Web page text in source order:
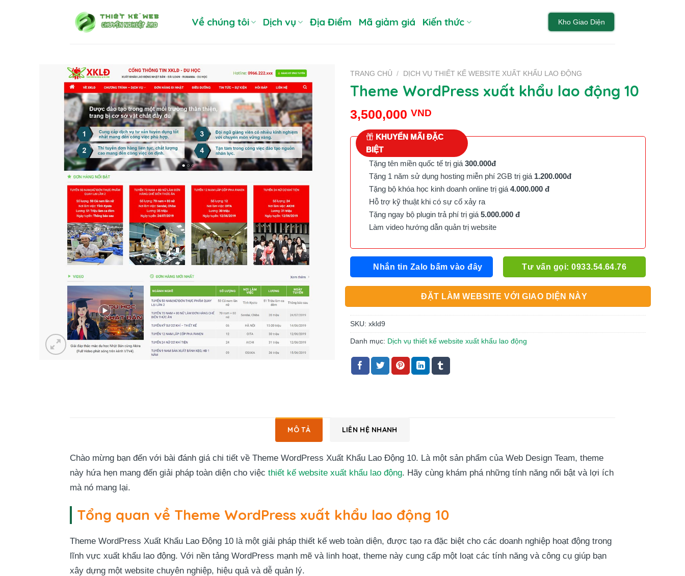
Về chúng tôi Dịch vụ Địa Điểm Mã giảm giá Kiến thức Kho Giao Diện
TRANG CHỦ / DỊCH VỤ THIẾT KẾ WEBSITE XUẤT KHẨU LAO ĐỘNG
Theme WordPress xuất khẩu lao động 10
3,500,000 VND
KHUYẾN MÃI ĐẶC
BIỆT
Tặng tên miền quốc tế trị giá 300.000đ
Tặng 1 năm sử dụng hosting miễn phí 2GB trị giá 1.200.000đ
Tặng bộ khóa học kinh doanh online trị giá 4.000.000 đ
Hỗ trợ kỹ thuật khi có sự cố xảy ra
Tặng ngay bộ plugin trả phí trị giá 5.000.000 đ
Làm video hướng dẫn quản trị website
Nhắn tin Zalo bấm vào đây Tư vấn gọi: 0933.54.64.76
ĐẶT LÀM WEBSITE VỚI GIAO DIỆN NÀY
SKU: xkld9
Danh mục: Dịch vụ thiết kế website xuất khẩu lao động
MÔ TẢ LIÊN HỆ NHANH
Chào mừng bạn đến với bài đánh giá chi tiết về Theme WordPress Xuất Khẩu Lao Động 10. Là một sản phẩm của Web Design Team, theme
này hứa hẹn mang đến giải pháp toàn diện cho việc thiết kế website xuất khẩu lao động. Hãy cùng khám phá những tính năng nổi bật và lợi ích
mà nó mang lại.
Tổng quan về Theme WordPress xuất khẩu lao động 10
Theme WordPress Xuất Khẩu Lao Động 10 là một giải pháp thiết kế web toàn diện, được tạo ra đặc biệt cho các doanh nghiệp hoạt động trong
lĩnh vực xuất khẩu lao động. Với nền tảng WordPress mạnh mẽ và linh hoạt, theme này cung cấp một loạt các tính năng và công cụ giúp bạn
xây dựng một website chuyên nghiệp, hiệu quả và dễ quản lý.